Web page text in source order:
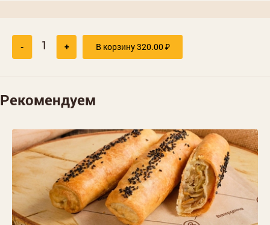
- + В корзину320.00₽
Рекомендуем